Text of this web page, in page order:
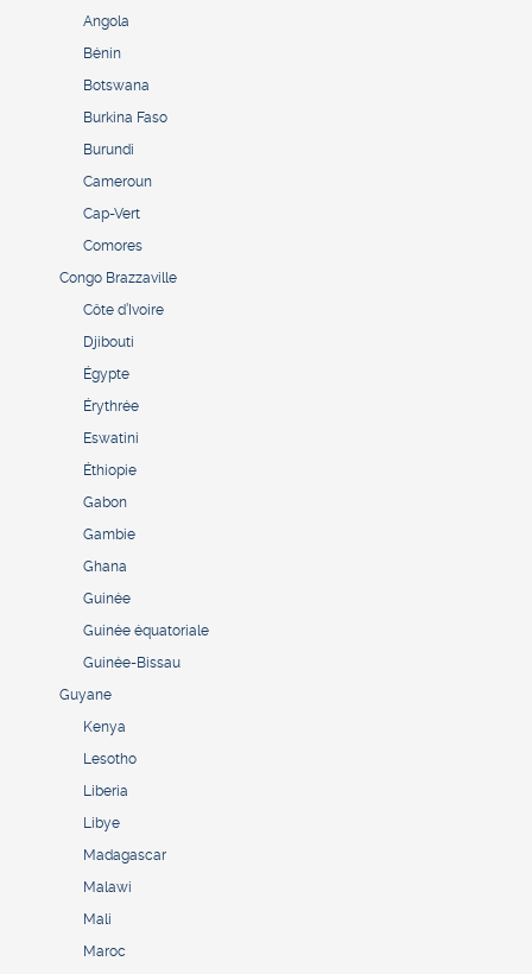
Angola
Bénin
Botswana
Burkina Faso
Burundi
Cameroun
Cap-Vert
Comores
Congo Brazzaville
Côte d’Ivoire
Djibouti
Égypte
Érythrée
Eswatini
Éthiopie
Gabon
Gambie
Ghana
Guinée
Guinée équatoriale
Guinée-Bissau
Guyane
Kenya
Lesotho
Liberia
Libye
Madagascar
Malawi
Mali
Maroc